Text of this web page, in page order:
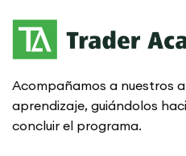
Acompañamos a nuestros
aprendizaje, guiándolos
concluir el programa.